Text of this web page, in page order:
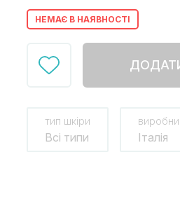
НЕМАЄ В НАЯВНОСТІ
тип шкіри
Всі типи Італія